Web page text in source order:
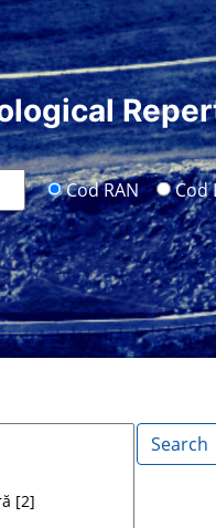
Cod RAN Cod